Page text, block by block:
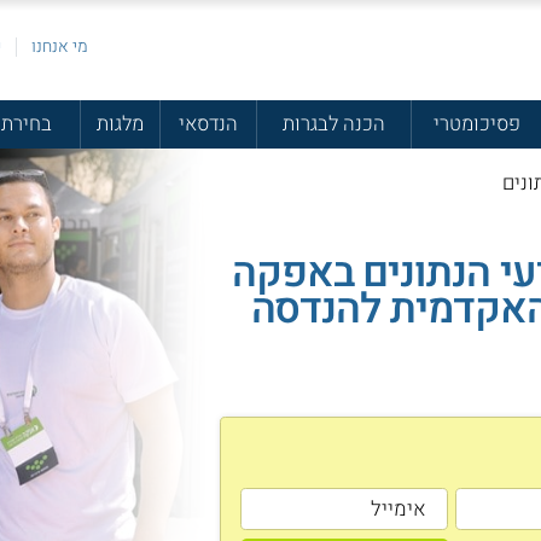
מי אנחנו
פסיכומטרי הכנה לבגרות הנדסאי מלגות
הנתונים באפקה
להנדסה